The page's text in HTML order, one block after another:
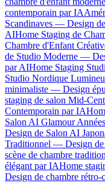
contemporain par IA
Scandinaves — Design
AIHome Staging de
Chambre d'Enfant
de Studio Moderne —
par AIHome Staging
Studio Nordique
minimaliste — Design
staging de salon Mid-
Contemporain par IA
Salon AI Glamour
Design de Salon AI
Traditionnel — Design de
scène de chambre
élégant par IAHome
Design de chambre